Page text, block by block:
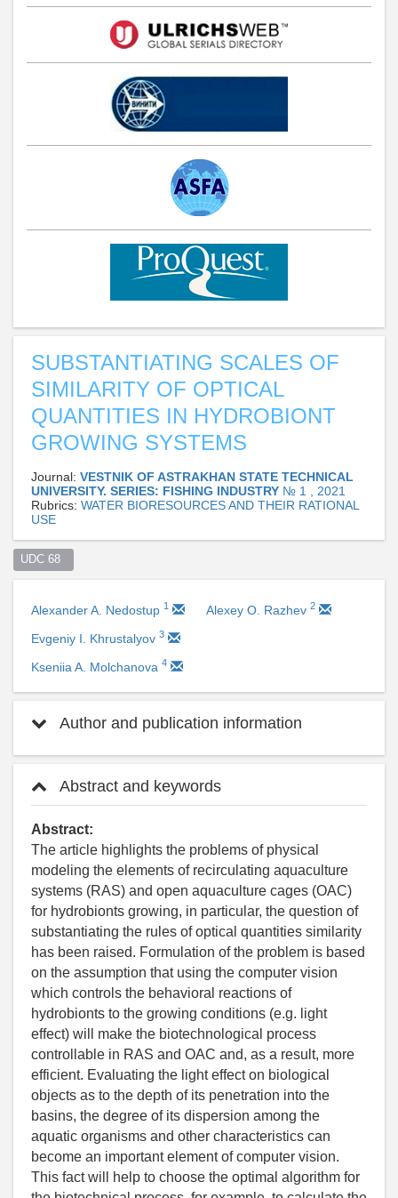
SUBSTANTIATING SCALES OF
SIMILARITY OF OPTICAL
QUANTITIES IN HYDROBIONT
GROWING SYSTEMS
Journal: VESTNIK OF ASTRAKHAN STATE TECHNICAL
UNIVERSITY. SERIES: FISHING INDUSTRY № 1 , 2021
Rubrics: WATER BIORESOURCES AND THEIR RATIONAL
USE
UDC 68
Alexander A. Nedostup 1 Alexey O. Razhev 2
Evgeniy I. Khrustalyov 3
Kseniia A. Molchanova 4
Author and publication information
Abstract and keywords
Abstract:
The article highlights the problems of physical
modeling the elements of recirculating aquaculture
systems (RAS) and open aquaculture cages (OAC)
for hydrobionts growing, in particular, the question of
substantiating the rules of optical quantities similarity
has been raised. Formulation of the problem is based
on the assumption that using the computer vision
which controls the behavioral reactions of
hydrobionts to the growing conditions (e.g. light
effect) will make the biotechnological process
controllable in RAS and OAC and, as a result, more
efficient. Evaluating the light effect on biological
objects as to the depth of its penetration into the
basins, the degree of its dispersion among the
aquatic organisms and other characteristics can
become an important element of computer vision.
This fact will help to choose the optimal algorithm for